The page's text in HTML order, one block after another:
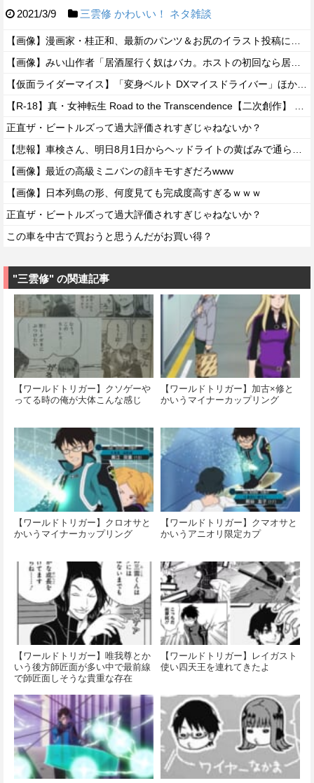
2021/3/9 三雲修 かわいい！ ネタ雑談
正直ザ・ビートルズって過大評価されすぎじゃねないか？
【画像】最近の高級ミニバンの顔キモすぎだろwww
【画像】日本列島の形、何度見ても完成度高すぎるｗｗｗ
正直ザ・ビートルズって過大評価されすぎじゃねないか？
この車を中古で買おうと思うんだがお買い得？
"三雲修" の関連記事
【ワールドトリガー】クソゲーや
ってる時の俺が大体こんな感じ
【ワールドトリガー】加古×修と
かいうマイナーカップリング
【ワールドトリガー】クロオサと
かいうマイナーカップリング
【ワールドトリガー】クマオサと
かいうアニオリ限定カプ
【ワールドトリガー】唯我尊とか
いう後方師匠面が多い中で最前線
で師匠面しそうな貴重な存在
【ワールドトリガー】レイガスト
使い四天王を連れてきたよ